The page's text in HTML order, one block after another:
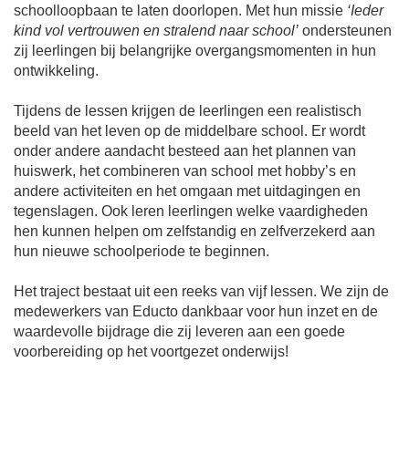
schoolloopbaan te laten doorlopen. Met hun missie ‘Ieder
kind vol vertrouwen en stralend naar school’ ondersteunen
zij leerlingen bij belangrijke overgangsmomenten in hun
ontwikkeling.
Tijdens de lessen krijgen de leerlingen een realistisch
beeld van het leven op de middelbare school. Er wordt
onder andere aandacht besteed aan het plannen van
huiswerk, het combineren van school met hobby’s en
andere activiteiten en het omgaan met uitdagingen en
tegenslagen. Ook leren leerlingen welke vaardigheden
hen kunnen helpen om zelfstandig en zelfverzekerd aan
hun nieuwe schoolperiode te beginnen.
Het traject bestaat uit een reeks van vijf lessen. We zijn de
medewerkers van Educto dankbaar voor hun inzet en de
waardevolle bijdrage die zij leveren aan een goede
voorbereiding op het voortgezet onderwijs!